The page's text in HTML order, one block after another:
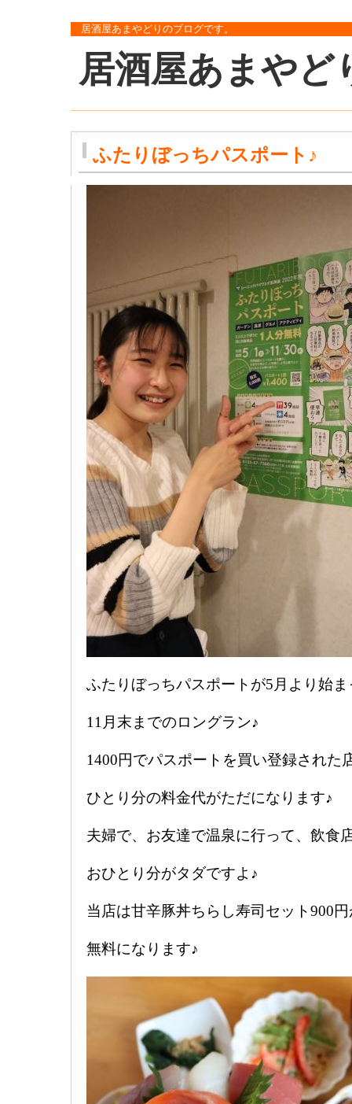
居酒屋あまやどりのブログです。
居酒屋あまやど
ふたりぼっちパスポート♪
ふたりぼっちパスポートが5月より始
11月末までのロングラン♪
1400円でパスポートを買い登録された
ひとり分の料金代がただになります♪
夫婦で、お友達で温泉に行って、飲食
おひとり分がタダですよ♪
当店は甘辛豚丼ちらし寿司セット900円
無料になります♪